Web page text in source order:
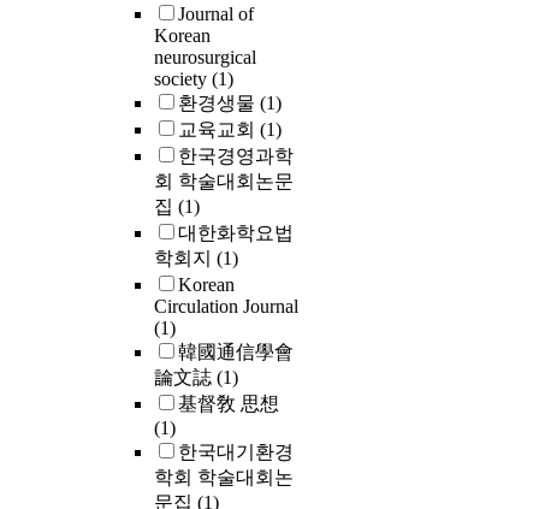
Journal of
Korean
neurosurgical
society (1)
환경생물 (1)
교육교회 (1)
한국경영과학
회 학술대회논문
집 (1)
대한화학요법
학회지 (1)
Korean
Circulation Journal
(1)
韓國通信學會
論文誌 (1)
基督敎 思想
(1)
한국대기환경
학회 학술대회논
문집 (1)